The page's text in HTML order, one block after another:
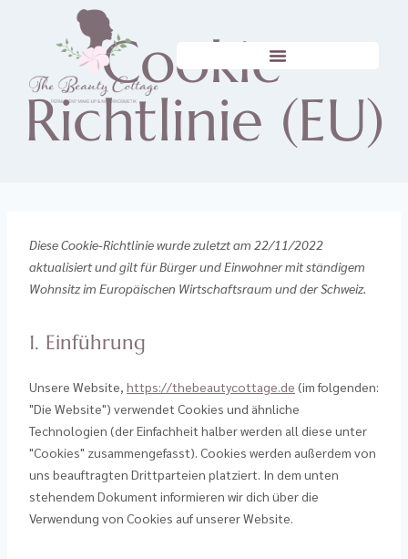
Cookie-
Richtlinie (EU)
Diese Cookie-Richtlinie wurde zuletzt am 22/11/2022
aktualisiert und gilt für Bürger und Einwohner mit ständigem
Wohnsitz im Europäischen Wirtschaftsraum und der Schweiz.
1. Einführung
Unsere Website, https://thebeautycottage.de (im folgenden:
"Die Website") verwendet Cookies und ähnliche
Technologien (der Einfachheit halber werden all diese unter
"Cookies" zusammengefasst). Cookies werden außerdem von
uns beauftragten Drittparteien platziert. In dem unten
stehendem Dokument informieren wir dich über die
Verwendung von Cookies auf unserer Website.